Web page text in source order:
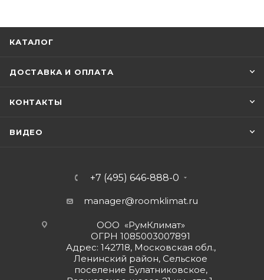
КАТАЛОГ
ДОСТАВКА И ОПЛАТА
КОНТАКТЫ
ВИДЕО
+7 (495) 646-888-0
manager@roomklimat.ru
ООО «РумКлимат»
ОГРН 1085003007891
Адрес: 142718, Московская обл.,
Ленинский район, Сельское
поселение Булатниковское,